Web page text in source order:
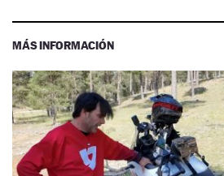
MÁS INFORMACIÓN